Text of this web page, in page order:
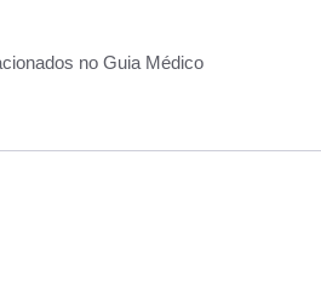
no Guia Médico